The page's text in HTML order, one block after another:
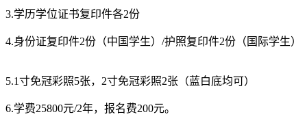
3.学历学位证书复印件各2份
4.身份证复印件2份（中国学生）/护照复印件2份（国际学生）
5.1寸免冠彩照5张，2寸免冠彩照2张（蓝白底均可）
6.学费25800元/2年，报名费200元。